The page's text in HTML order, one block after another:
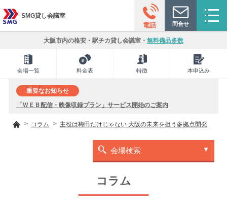
電話 問合せ
SMG貸し会議室
大阪市内の格安・駅チカ貸し会議室・ 無料備品多数
会場一覧 料金表 特徴 本申込み
重要なお知らせ
「ＷＥＢ配信・映像収録プラン」サービス開始のご案内
コラム 主役は梅田だけじゃない 大阪の未来を担う多拠点開発
会場検索
コラム